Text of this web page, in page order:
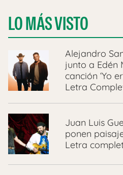
LO MÁS VISTO
Alejandro
junto a Edén
canción ‘Yo
Letra
Juan Luis
ponen
Letra